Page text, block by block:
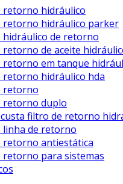
retorno hidráulico
retorno hidráulico parker
hidráulico de retorno
retorno de aceite
retorno em tanque
retorno hidráulico hda
retorno
retorno duplo
filtro de retorno
linha de retorno
retorno antiestática
retorno para sistemas